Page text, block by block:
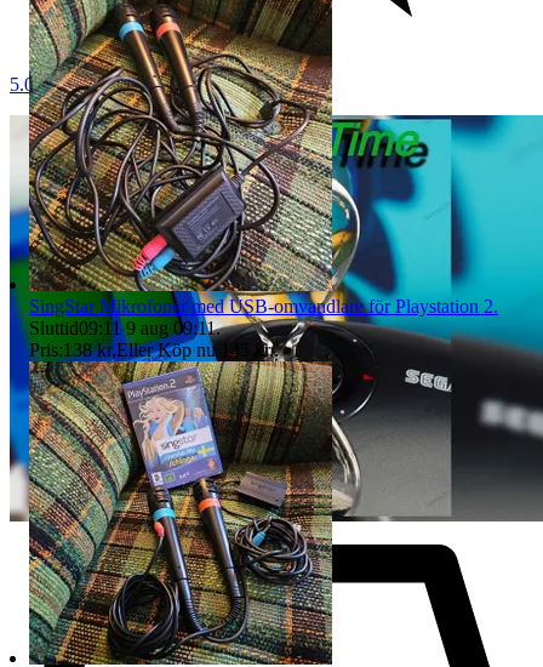
5.0
SingStar Mikrofoner med USB-omvandlare för Playstation 2.
Sluttid09:11 9 aug 09:11.
Pris:138 kr,Eller Köp nu 145 kr,.